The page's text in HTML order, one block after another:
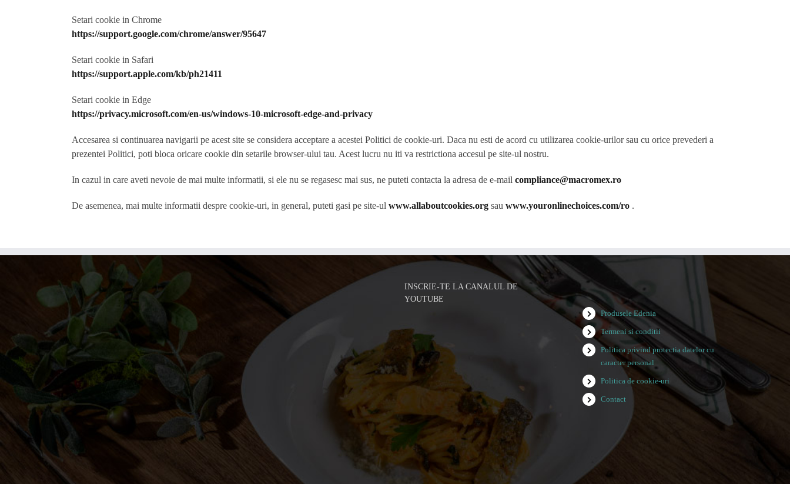
Setari cookie in Chrome
https://support.google.com/chrome/answer/95647
Setari cookie in Safari
https://support.apple.com/kb/ph21411
Setari cookie in Edge
https://privacy.microsoft.com/en-us/windows-10-microsoft-edge-and-privacy
Accesarea si continuarea navigarii pe acest site se considera acceptare a acestei Politici de cookie-uri. Daca nu esti de acord cu utilizarea cookie-urilor sau cu orice prevederi a
prezentei Politici, poti bloca oricare cookie din setarile browser-ului tau. Acest lucru nu iti va restrictiona accesul pe site-ul nostru.
In cazul in care aveti nevoie de mai multe informatii, si ele nu se regasesc mai sus, ne puteti contacta la adresa de e-mail compliance@macromex.ro
De asemenea, mai multe informatii despre cookie-uri, in general, puteti gasi pe site-ul www.allaboutcookies.org sau www.youronlinechoices.com/ro .
INSCRIE-TE LA CANALUL DE
YOUTUBE
Produsele Edenia
Termeni si conditii
Politica privind protectia datelor cu
caracter personal
Politica de cookie-uri
Contact